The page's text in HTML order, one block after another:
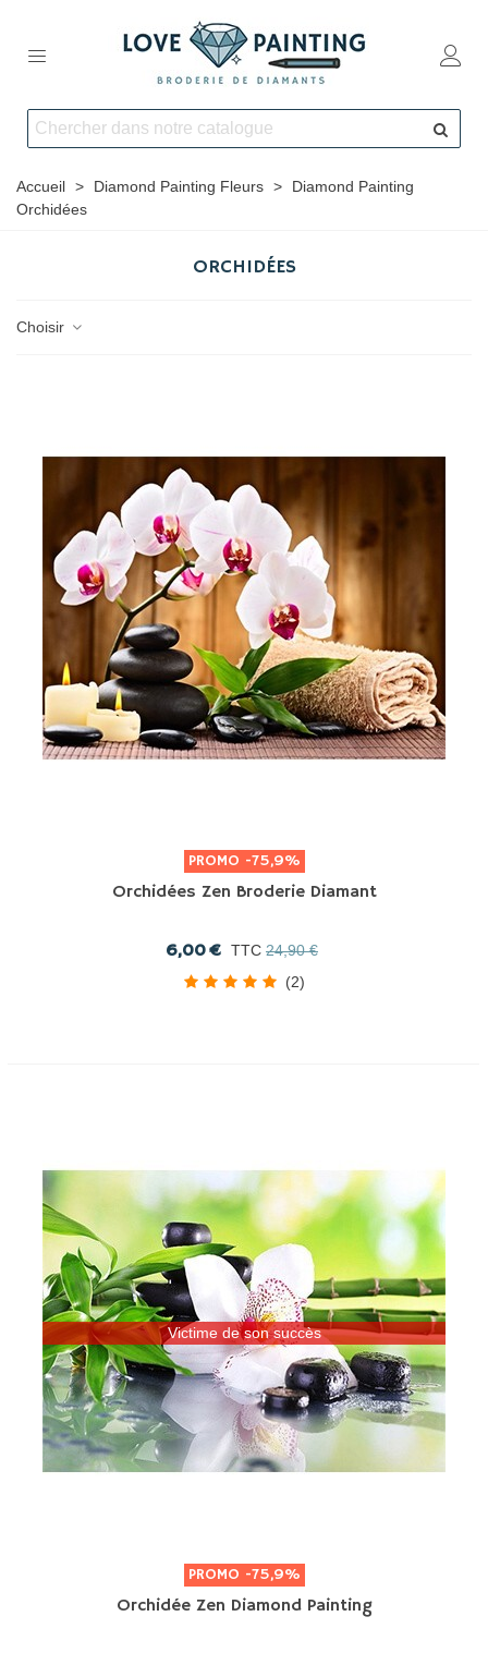
Accueil > Diamond Painting Fleurs >
Diamond Painting
Orchidées
ORCHIDÉES
Choisir
PROMO -75,9%
Orchidées Zen Broderie Diamant
6,00 € TTC 24,90 €
(2)
Victime de son succès
PROMO -75,9%
Orchidée Zen Diamond Painting